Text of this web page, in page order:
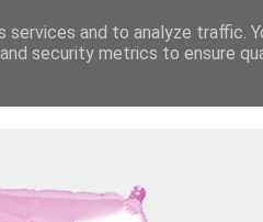
and to analyze traffic.
security metrics to ensure